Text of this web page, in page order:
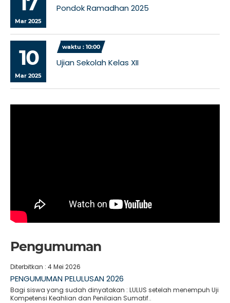
Mar 2025
Pondok Ramadhan 2025
10
Mar 2025
waktu : 10:00
Ujian Sekolah Kelas XII
Pengumuman
Diterbitkan : 4 Mei 2026
PENGUMUMAN PELULUSAN 2026
Bagi siswa yang sudah dinyatakan : LULUS setelah menempuh Uji
Kompetensi Keahlian dan Penilaian Sumatif..